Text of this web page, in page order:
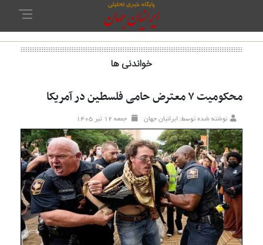
خواندنی ها
محکومیت ۷ معترض حامی فلسطین در آمریکا
نوشته شده توسط: ایرانیان جهان جمعه ۱۲ تير ۱۴۰۵